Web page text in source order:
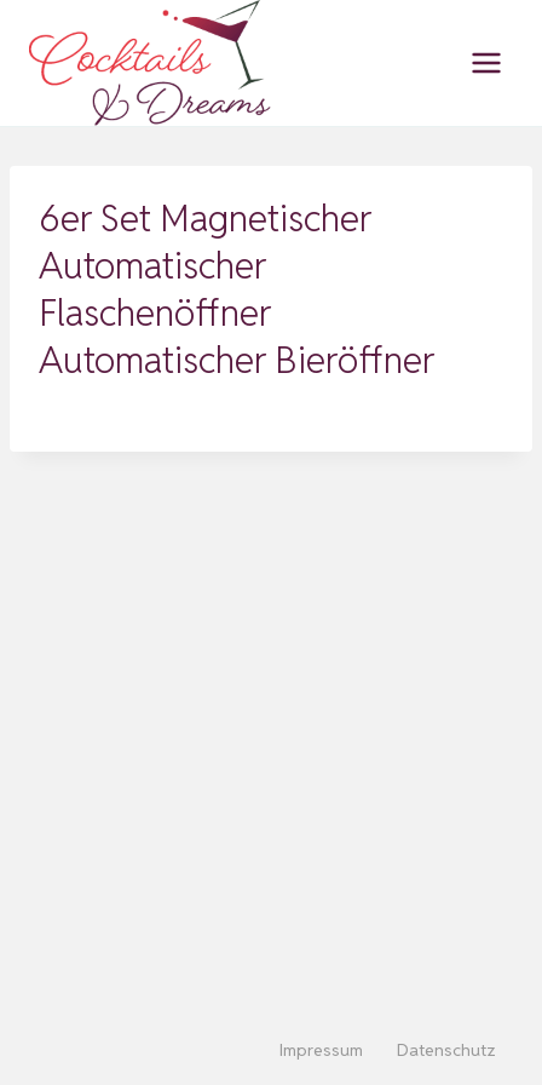
Inhalt
springen
6er Set Magnetischer
Automatischer
Flaschenöffner
Automatischer Bieröffner
Impressum Datenschutz